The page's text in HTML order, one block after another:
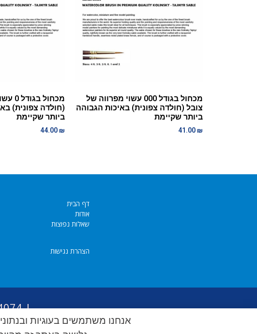
מכחול בגודל 000 עשוי מפרווה של
צובל (חולדה צפונית) באיכות הגבוהה
ביותר שקיימת
41.00₪
(חולדה צפונית)
ביותר שקיימת
44.00₪
דף הבית
אודות
שאלות נפוצות
הצהרת נגישות
|
|
אנחנו משתמשים בעוגיות